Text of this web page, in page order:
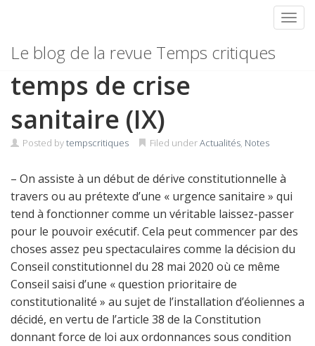
Le blog de la revue Temps critiques
Relevé de notes en
temps de crise
sanitaire (IX)
Posted bytempscritiques Filed underActualités, Notes
– On assiste à un début de dérive constitutionnelle à
travers ou au prétexte d’une « urgence sanitaire » qui
tend à fonctionner comme un véritable laissez-passer
pour le pouvoir exécutif. Cela peut commencer par des
choses assez peu spectaculaires comme la décision du
Conseil constitutionnel du 28 mai 2020 où ce même
Conseil saisi d’une « question prioritaire de
constitutionalité » au sujet de l’installation d’éoliennes a
décidé, en vertu de l’article 38 de la Constitution
donnant force de loi aux ordonnances sous condition